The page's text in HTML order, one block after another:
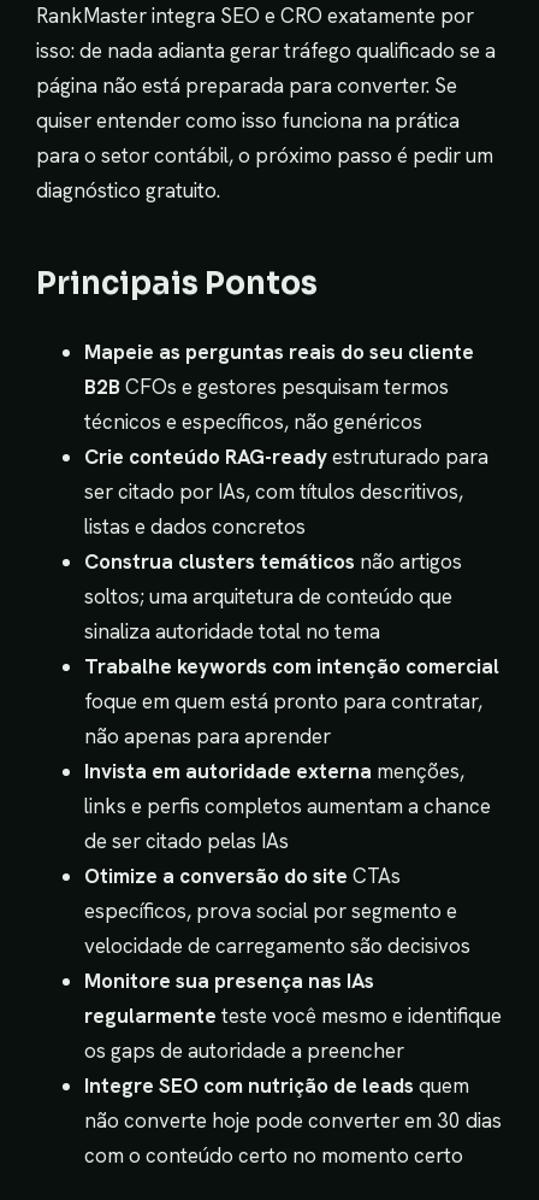
RankMaster integra SEO e CRO exatamente por
isso: de nada adianta gerar tráfego qualificado se a
página não está preparada para converter. Se
quiser entender como isso funciona na prática
para o setor contábil, o próximo passo é pedir um
diagnóstico gratuito.
Principais Pontos
Mapeie as perguntas reais do seu cliente
B2B CFOs e gestores pesquisam termos
técnicos e específicos, não genéricos
Crie conteúdo RAG-readyestruturado para
ser citado por IAs, com títulos descritivos,
listas e dados concretos
Construa clusters temáticos não artigos
soltos; uma arquitetura de conteúdo que
sinaliza autoridade total no tema
Trabalhe keywords com intenção comercial
foque em quem está pronto para contratar,
não apenas para aprender
Invista em autoridade externa menções,
links e perfis completos aumentam a chance
de ser citado pelas IAs
Otimize a conversão do site CTAs
específicos, prova social por segmento e
velocidade de carregamento são decisivos
Monitore sua presença nas IAs
regularmente teste você mesmo e identifique
os gaps de autoridade a preencher
Integre SEO com nutrição de leads quem
não converte hoje pode converter em 30 dias
com o conteúdo certo no momento certo